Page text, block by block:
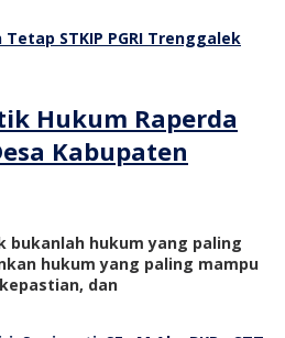
Hukum Raperda
Kabupaten
bukanlah hukum yang paling
hukum yang paling mampu
dan